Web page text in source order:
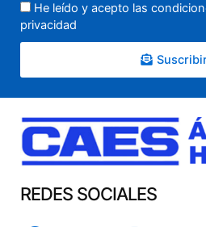
He leído y acepto las
privacidad
REDES SOCIALES